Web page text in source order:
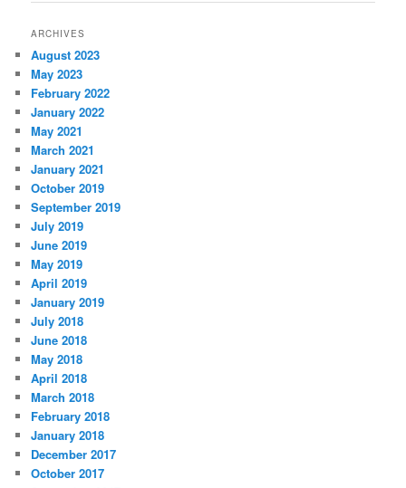
ARCHIVES
August 2023
May 2023
February 2022
January 2022
May 2021
March 2021
January 2021
October 2019
September 2019
July 2019
June 2019
May 2019
April 2019
January 2019
July 2018
June 2018
May 2018
April 2018
March 2018
February 2018
January 2018
December 2017
October 2017